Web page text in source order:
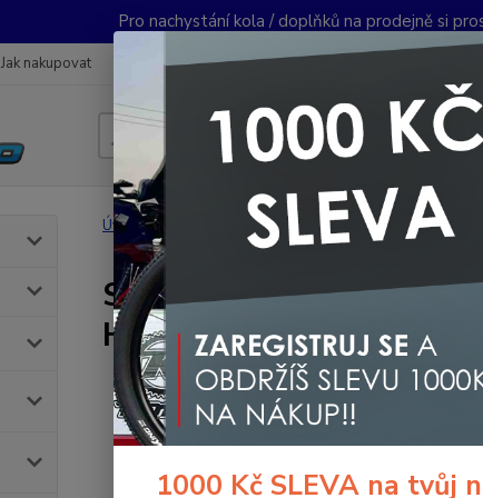
Pro nachystání kola / doplňků na prodejně si
Jak nakupovat Obchodní podmínky Kontakty
Úvod Souhlas se zpracováním osobních údajů pro
Souhlas se
Hlídací pes
Udělujete tímto souhlas ……………..., se
„Správce“ ), aby ve smyslu nařízení
se zpracováním osobních údajů a o
1000 Kč SLEVA na tvůj